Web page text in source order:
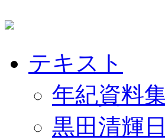
テキスト
年紀資料
黒田清輝